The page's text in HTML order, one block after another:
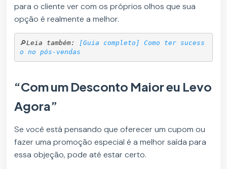
para o cliente ver com os próprios olhos que sua
opção é realmente a melhor.
🔎Leia também:
[Guia completo] Como ter sucess
o no pós-vendas
“Com um Desconto Maior eu Levo
Agora”
Se você está pensando que oferecer um cupom ou
fazer uma promoção especial é a melhor saída para
essa objeção, pode até estar certo.